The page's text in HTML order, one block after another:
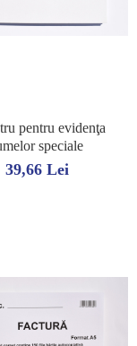
pentru evidenţa
speciale
39,66 Lei